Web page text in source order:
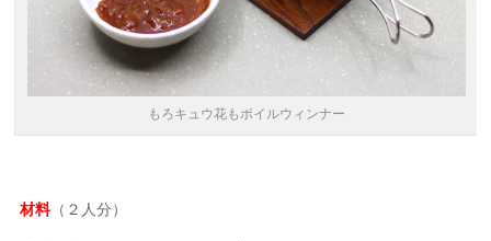
もろキュウ花もボイルウィンナー
材料（２人分）